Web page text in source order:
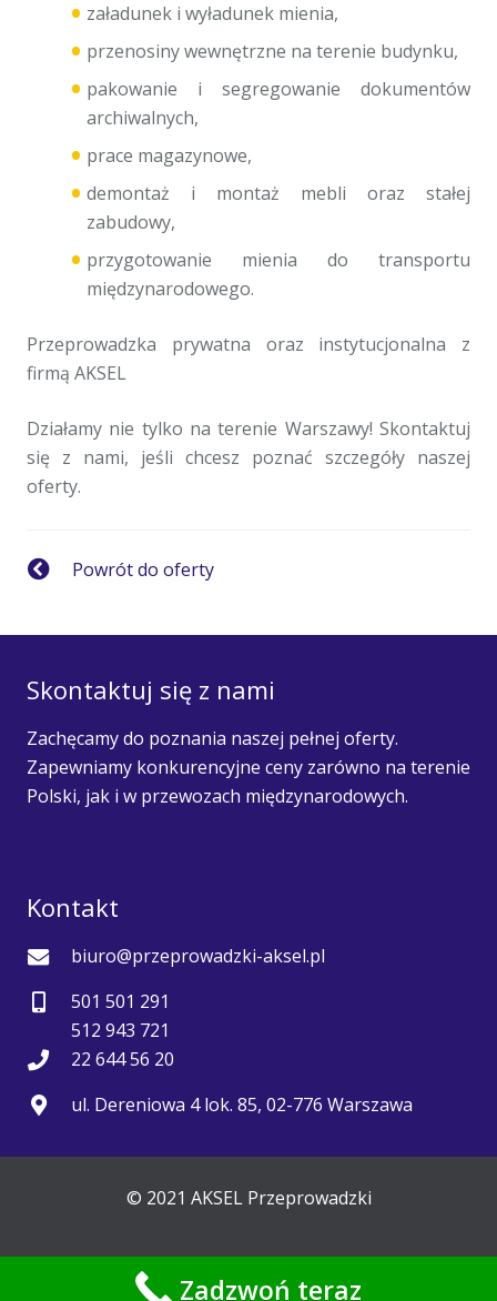
załadunek i wyładunek mienia,
przenosiny wewnętrzne na terenie budynku,
pakowanie i segregowanie dokumentów
archiwalnych,
prace magazynowe,
demontaż i montaż mebli oraz stałej
zabudowy,
przygotowanie mienia do transportu
międzynarodowego.
Przeprowadzka prywatna oraz instytucjonalna z
firmą AKSEL
Działamy nie tylko na terenie Warszawy! Skontaktuj
się z nami, jeśli chcesz poznać szczegóły naszej
oferty.
Powrót do oferty
Skontaktuj się z nami
Zachęcamy do poznania naszej pełnej oferty.
Zapewniamy konkurencyjne ceny zarówno na terenie
Polski, jak i w przewozach międzynarodowych.
Kontakt
biuro@przeprowadzki-aksel.pl
501 501 291
512 943 721
22 644 56 20
ul. Dereniowa 4 lok. 85, 02-776 Warszawa
© 2021 AKSEL Przeprowadzki
Zadzwoń teraz